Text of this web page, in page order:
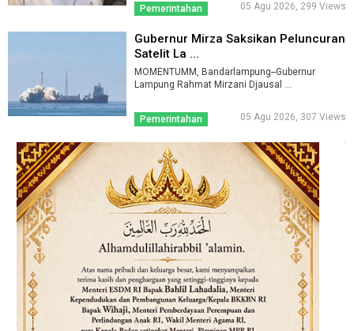
Pemerintahan 05 Agu 2026, 299 Views
Gubernur Mirza Saksikan Peluncuran
Satelit La ...
MOMENTUMM, Bandarlampung--Gubernur
Lampung Rahmat Mirzani Djausal ...
Pemerintahan 05 Agu 2026, 307 Views